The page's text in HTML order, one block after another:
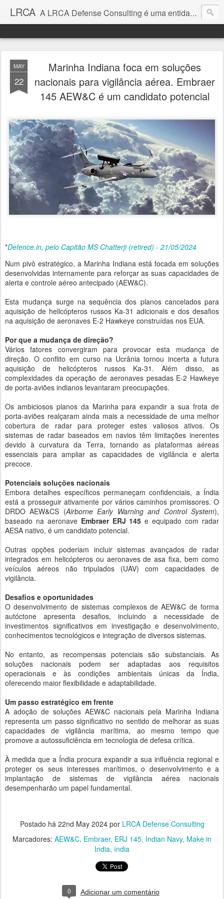
LRCA A LRCA Defense Consulting é uma entidade sem fins lucrativos que se dedica a produzir e divulgar notícias e análises sobre as Empresas de Defesa. Não somos jornalistas e nem este é um blog jornalístico.
MAY
22
Marinha Indiana foca em soluções
nacionais para vigilância aérea. Embraer
145 AEW&C é um candidato potencial
*Defence.in, pelo Capitão MS Chatterji (retired) - 21/05/2024
Num pivô estratégico, a Marinha Indiana está focada em soluções
desenvolvidas internamente para reforçar as suas capacidades de
alerta e controle aéreo antecipado (AEW&C).
Esta mudança surge na sequência dos planos cancelados para
aquisição de helicópteros russos Ka-31 adicionais e dos desafios
na aquisição de aeronaves E-2 Hawkeye construídas nos EUA.
Por que a mudança de direção?
Vários fatores convergiram para provocar esta mudança de
direção. O conflito em curso na Ucrânia tornou incerta a futura
aquisição de helicópteros russos Ka-31. Além disso, as
complexidades da operação de aeronaves pesadas E-2 Hawkeye
de porta-aviões indianos levantaram preocupações.
Os ambiciosos planos da Marinha para expandir a sua frota de
porta-aviões realçaram ainda mais a necessidade de uma melhor
cobertura de radar para proteger estes valiosos ativos. Os
sistemas de radar baseados em navios têm limitações inerentes
devido à curvatura da Terra, tornando as plataformas aéreas
essenciais para ampliar as capacidades de vigilância e alerta
precoce.
Potenciais soluções nacionais
Embora detalhes específicos permaneçam confidenciais, a Índia
está a prosseguir ativamente por vários caminhos promissores. O
DRDO AEW&CS (Airborne Early Warning and Control System),
baseado na aeronave Embraer ERJ 145e equipado com radar
AESA nativo, é um candidato potencial.
Outras opções poderiam incluir sistemas avançados de radar
integrados em helicópteros ou aeronaves de asa fixa, bem como
veículos aéreos não tripulados (UAV) com capacidades de
vigilância.
Desafios e oportunidades
O desenvolvimento de sistemas complexos de AEW&C de forma
autóctone apresenta desafios, incluindo a necessidade de
investimentos significativos em investigação e desenvolvimento,
conhecimentos tecnológicos e integração de diversos sistemas.
No entanto, as recompensas potenciais são substanciais. As
soluções nacionais podem ser adaptadas aos requisitos
operacionais e às condições ambientais únicas da Índia,
oferecendo maior flexibilidade e adaptabilidade.
Um passo estratégico em frente
A adoção de soluções AEW&C nacionais pela Marinha Indiana
representa um passo significativo no sentido de melhorar as suas
capacidades de vigilância marítima, ao mesmo tempo que
promove a autossuficiência em tecnologia de defesa crítica.
À medida que a Índia procura expandir a sua influência regional e
proteger os seus interesses marítimos, o desenvolvimento e a
implantação de sistemas de vigilância aérea nacionais
desempenharão um papel fundamental.
Postado há 22nd May 2024por LRCA Defense Consulting
Marcadores: AEW&C Embraer ERJ 145 Indian Navy Make in
India índia
0 Adicionar um comentário